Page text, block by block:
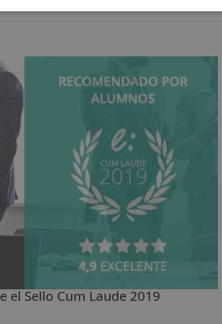
formativos con mejores valoraciones y en reconocimiento
el Sello Cum Laude 2019